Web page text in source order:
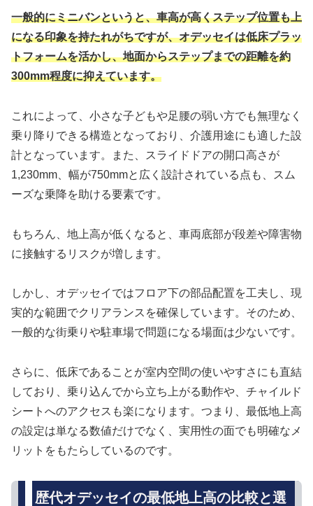
一般的にミニバンというと、車高が高くステップ位置も上
になる印象を持たれがちですが、オデッセイは低床プラッ
トフォームを活かし、地面からステップまでの距離を約
300mm程度に抑えています。
これによって、小さな子どもや足腰の弱い方でも無理なく
乗り降りできる構造となっており、介護用途にも適した設
計となっています。また、スライドドアの開口高さが
1,230mm、幅が750mmと広く設計されている点も、スム
ーズな乗降を助ける要素です。
もちろん、地上高が低くなると、車両底部が段差や障害物
に接触するリスクが増します。
しかし、オデッセイではフロア下の部品配置を工夫し、現
実的な範囲でクリアランスを確保しています。そのため、
一般的な街乗りや駐車場で問題になる場面は少ないです。
さらに、低床であることが室内空間の使いやすさにも直結
しており、乗り込んでから立ち上がる動作や、チャイルド
シートへのアクセスも楽になります。つまり、最低地上高
の設定は単なる数値だけでなく、実用性の面でも明確なメ
リットをもたらしているのです。
歴代オデッセイの最低地上高の比較と選